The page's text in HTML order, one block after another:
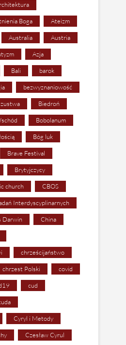
Boga Ateizm
Australia Austria
Azja
Bali barok
bezwyznaniowość
Biedroń
Bobolanum
Bóg luk
Brave Festival
Brytyjczycy
church CBOS
Interdyscyplinarnych
Darwin China
chrześcijaństwo
chrzest Polski covid
cud
Cyryl i Metody
Czesław Cyrul